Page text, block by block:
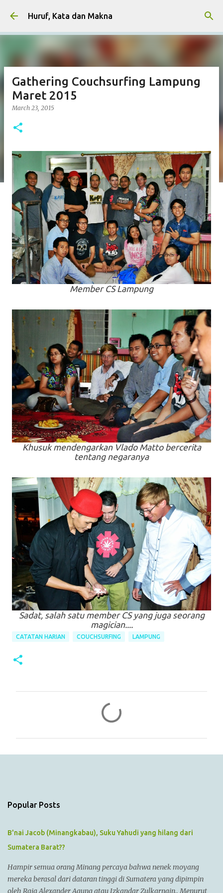
Skip to main content
Huruf, Kata dan Makna
Gathering Couchsurfing Lampung
Maret 2015
March 23, 2015
Member CS Lampung
Khusuk mendengarkan Vlado Matto bercerita
tentang negaranya
Sadat, salah satu member CS yang juga seorang
magician....
CATATAN HARIAN COUCHSURFING LAMPUNG
s
Popular Posts
B'nai Jacob (Minangkabau), Suku Yahudi yang hilang dari
Sumatera Barat??
Hampir semua orang Minang percaya bahwa nenek moyang
mereka berasal dari dataran tinggi di Sumatera yang dipimpin
oleh Raja Alexander Agung atau Izkandar Zulkarnain.. Menurut